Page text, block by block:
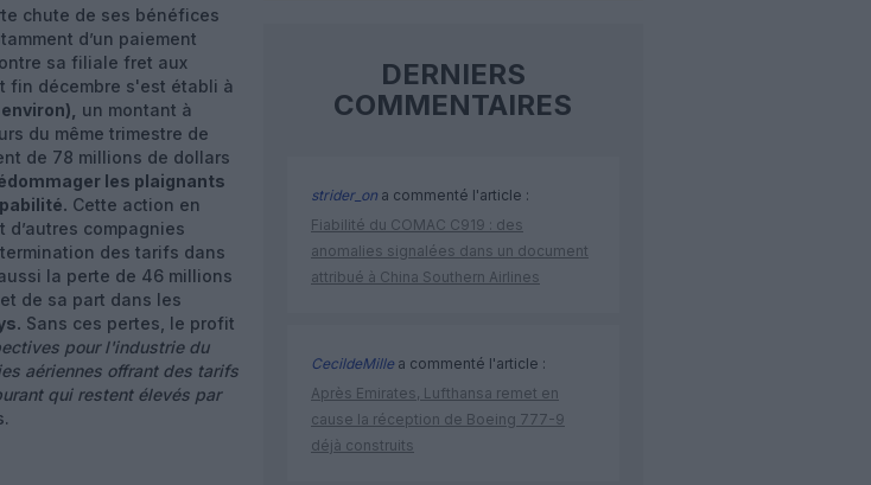
chute de ses bénéfices
d’un paiement
sa filiale fret aux
fin décembre s'est établi à
un montant à
du même trimestre de
de 78 millions de dollars
les plaignants
Cette action en
compagnies
des tarifs dans
la perte de 46 millions
de sa part dans les
Sans ces pertes, le profit
pour l'industrie du
aériennes offrant des tarifs
qui restent élevés par
DERNIERS
COMMENTAIRES
strider_on a commenté l'article :
Fiabilité du COMAC C919 : des
anomalies signalées dans un document
attribué à China Southern Airlines
CecildeMillea commenté l'article :
Après Emirates, Lufthansa remet en
cause la réception de Boeing 777-9
déjà construits